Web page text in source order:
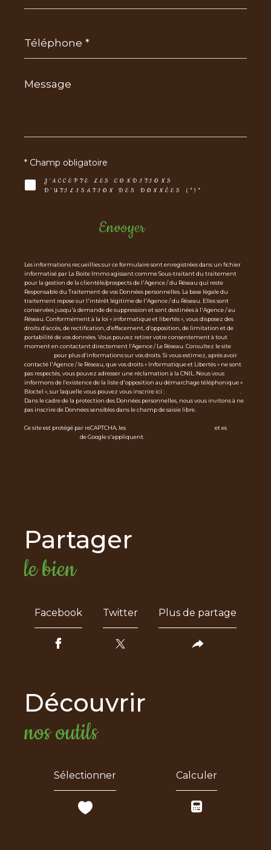
Message
*
J'ACCEPTE LES CONDITIONS
D'UTILISATION DES DONNÉES (*)*
* Champ obligatoire
Envoyer
Les informations recueillies sur ce formulaire sont enregistrées dans un fichier
informatisé par La Boite Immo agissant comme Sous-traitant du traitement
pour la gestion de la clientèle/prospects de l'Agence / du Réseau qui reste
Responsable du Traitement de vos Données personnelles. La base légale du
traitement repose sur l'intérêt légitime de l'Agence / du Réseau. Elles sont
conservées jusqu'à demande de suppression et sont destinées à l'Agence / au
Réseau. Conformément à la loi « informatique et libertés », vous disposez des
droits d’accès, de rectification, d’effacement, d’opposition, de limitation et de
portabilité de vos données. Vous pouvez retirer votre consentement à tout
moment en contactant directement l’Agence / Le Réseau. Consultez le site
pour plus d’informations sur vos droits. Si vous estimez, après avoir
contacté l'Agence / le Réseau, que vos droits « Informatique et Libertés » ne sont
pas respectés, vous pouvez adresser une réclamation à la CNIL. Nous vous
informons de l’existence de la liste d'opposition au démarchage téléphonique «
Bloctel », sur laquelle vous pouvez vous inscrire ici :
Dans le cadre de la protection des Données personnelles, nous vous invitons à ne
pas inscrire de Données sensibles dans le champ de saisie libre.
Ce site est protégé par reCAPTCHA, les et es
de Google s'appliquent.
partager
le bien
Facebook Twitter Plus de partage
découvrir
nos outils
Sélectionner Calculer